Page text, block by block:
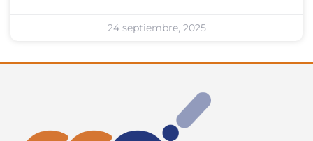
24 septiembre, 2025